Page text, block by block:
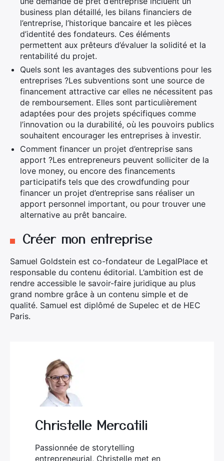
business plan détaillé, les bilans financiers de
l’entreprise, l’historique bancaire et les pièces
d’identité des fondateurs. Ces éléments
permettent aux prêteurs d’évaluer la solidité et la
rentabilité du projet.
Quels sont les avantages des subventions pour les
entreprises ?Les subventions sont une source de
financement attractive car elles ne nécessitent pas
de remboursement. Elles sont particulièrement
adaptées pour des projets spécifiques comme
l’innovation ou la durabilité, où les pouvoirs publics
souhaitent encourager les entreprises à investir.
Comment financer un projet d’entreprise sans
apport ?Les entrepreneurs peuvent solliciter de la
love money, ou encore des financements
participatifs tels que des crowdfunding pour
financer un projet d’entreprise sans réaliser un
apport personnel important, ou pour trouver une
alternative au prêt bancaire.
Créer mon entreprise
Samuel Goldstein est co-fondateur de LegalPlace et
responsable du contenu éditorial. L’ambition est de
rendre accessible le savoir-faire juridique au plus
grand nombre grâce à un contenu simple et de
qualité. Samuel est diplômé de Supelec et de HEC
Paris.
Christelle Mercatili
Passionnée de storytelling
entrepreneurial, Christelle met en